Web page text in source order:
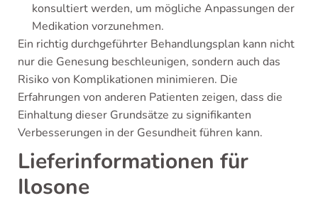
konsultiert werden, um mögliche Anpassungen der
Medikation vorzunehmen.
Ein richtig durchgeführter Behandlungsplan kann nicht
nur die Genesung beschleunigen, sondern auch das
Risiko von Komplikationen minimieren. Die
Erfahrungen von anderen Patienten zeigen, dass die
Einhaltung dieser Grundsätze zu signifikanten
Verbesserungen in der Gesundheit führen kann.
Lieferinformationen für
Ilosone